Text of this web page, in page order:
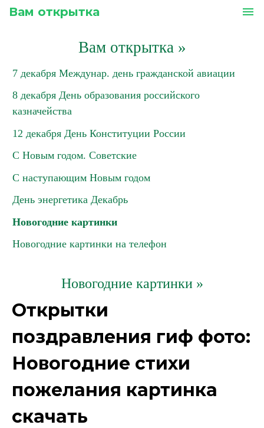
Вам открытка menu
Вам открытка»
7 декабря Междунар. день гражданской авиации
8 декабря День образования российского
казначейства
12 декабря День Конституции России
С Новым годом. Советские
С наступающим Новым годом
День энергетика Декабрь
Новогодние картинки
Новогодние картинки на телефон
Новогодние картинки »
Открытки
поздравления гиф фото:
Новогодние стихи
пожелания картинка
скачать